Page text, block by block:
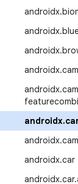
androidx.
androidx.
androidx.
androidx.
androidx.
androidx.
androidx.
androidx.car
androidx.car.